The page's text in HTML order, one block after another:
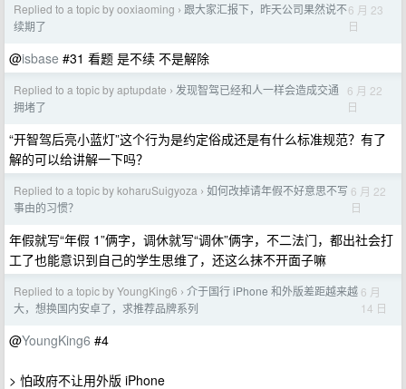
Replied to a topic by ooxiaoming › 跟大家汇报下，昨天公司果然说不
续期了
6 月 23
日
@isbase #31 看题 是不续 不是解除
Replied to a topic by aptupdate › 发现智驾已经和人一样会造成交通
拥堵了
6 月 22
日
“开智驾后亮小蓝灯”这个行为是约定俗成还是有什么标准规范？有了
解的可以给讲解一下吗？
Replied to a topic by koharuSuigyoza › 如何改掉请年假不好意思不写
事由的习惯？
6 月 22
日
年假就写“年假 1”俩字，调休就写“调休”俩字，不二法门，都出社会打
工了也能意识到自己的学生思维了，还这么抹不开面子嘛
Replied to a topic by YoungKing6 › 介于国行 iPhone 和外版差距越来越
大，想换国内安卓了，求推荐品牌系列
6 月
14 日
@YoungKing6 #4
> 怕政府不让用外版 iPhone